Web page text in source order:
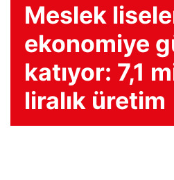
Meslek
ekonomiye
katıyor: 7,1
liralık üretim